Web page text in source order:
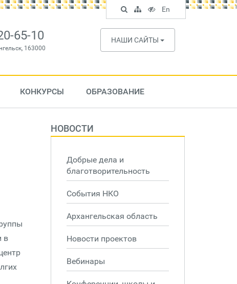
65-10
163000
НАШИ САЙТЫ
КОНКУРСЫ ОБРАЗОВАНИЕ
в
НОВОСТИ
Добрые дела и
благотворительность
События НКО
Архангельская область
Новости проектов
Вебинары
Поиск
по
сайту
Карта
сайта
Версия
для
слабовидящих
En
English